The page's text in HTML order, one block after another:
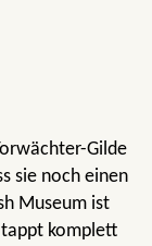
Gilde
sie noch einen
Museum ist
komplett